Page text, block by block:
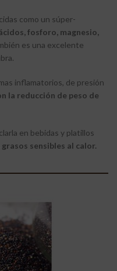
como un súper-
fosforo, magnesio,
es una excelente
inflamatorios, de presión
la reducción de peso de
en bebidas y platillos
sensibles al calor.